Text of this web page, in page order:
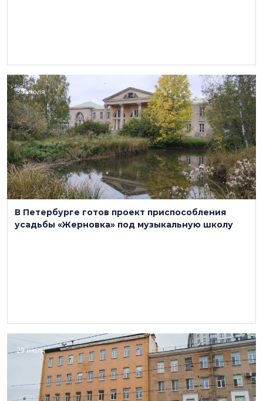
30 июля
В Петербурге готов проект приспособления
усадьбы «Жерновка» под музыкальную школу
29 июля